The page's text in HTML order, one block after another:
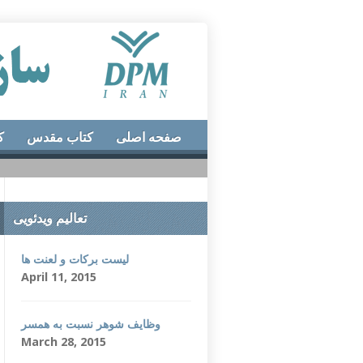
کتاب مقدس صفحه اصلی
تعالیم ویدئویی
لیست برکات و لعنت ها
April 11, 2015
وظایف شوهر نسبت به همسر
March 28, 2015